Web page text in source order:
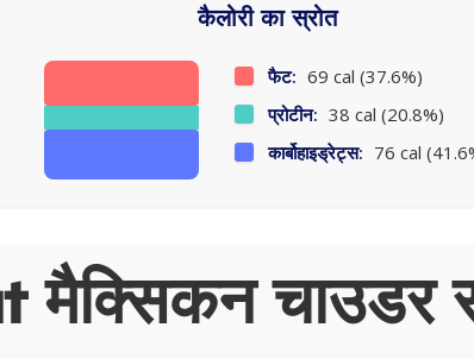
कैलोरी का स्रोत
फैट: 69 cal (37.6%)
प्रोटीन: 38 cal (20.8%)
कार्बोहाइड्रेट्स: 76 cal
मैक्सिकन चाउडर